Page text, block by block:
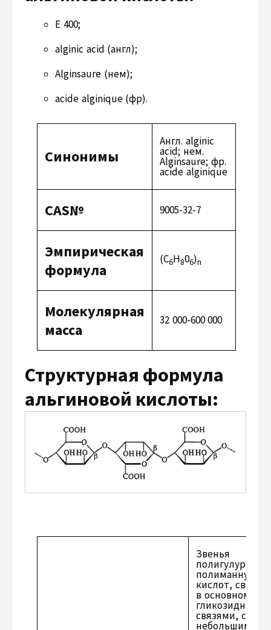
Е 400;
alginic acid (англ);
Alginsaure (нем);
acide alginique (фр).
Синонимы
Англ. alginic
acid; нем.
Alginsaure; фр.
acide alginique
САS№ 9005-32-7
Эмпирическая
формула
(C6H806)n
Молекулярная
масса
32 000-600 000
Структурная формула
альгиновой кислоты:
Звенья
кислот,
в основном р-
гликозидными
связями, с
небольшими